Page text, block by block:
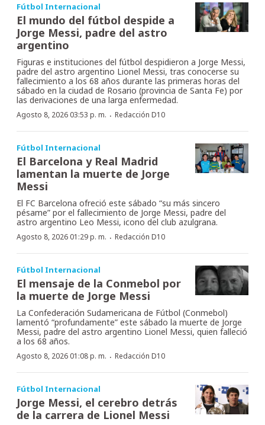
Fútbol Internacional
El mundo del fútbol despide a
Jorge Messi, padre del astro
argentino
Figuras e instituciones del fútbol despidieron a Jorge Messi,
padre del astro argentino Lionel Messi, tras conocerse su
fallecimiento a los 68 años durante las primeras horas del
sábado en la ciudad de Rosario (provincia de Santa Fe) por
las derivaciones de una larga enfermedad.
Agosto 8, 2026 03:53 p. m. · Redacción D10
Fútbol Internacional
El Barcelona y Real Madrid
lamentan la muerte de Jorge
Messi
El FC Barcelona ofreció este sábado “su más sincero
pésame” por el fallecimiento de Jorge Messi, padre del
astro argentino Leo Messi, icono del club azulgrana.
Agosto 8, 2026 01:29 p. m. · Redacción D10
Fútbol Internacional
El mensaje de la Conmebol por
la muerte de Jorge Messi
La Confederación Sudamericana de Fútbol (Conmebol)
lamentó “profundamente” este sábado la muerte de Jorge
Messi, padre del astro argentino Lionel Messi, quien falleció
a los 68 años.
Agosto 8, 2026 01:08 p. m. · Redacción D10
Fútbol Internacional
Jorge Messi, el cerebro detrás
de la carrera de Lionel Messi